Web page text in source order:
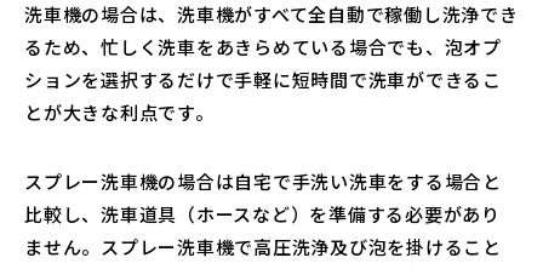
洗車機の場合は、洗車機がすべて全自動で稼働し洗浄でき
るため、忙しく洗車をあきらめている場合でも、泡オプ
ションを選択するだけで手軽に短時間で洗車ができるこ
とが大きな利点です。
スプレー洗車機の場合は自宅で手洗い洗車をする場合と
比較し、洗車道具（ホースなど）を準備する必要があり
ません。スプレー洗車機で高圧洗浄及び泡を掛けること